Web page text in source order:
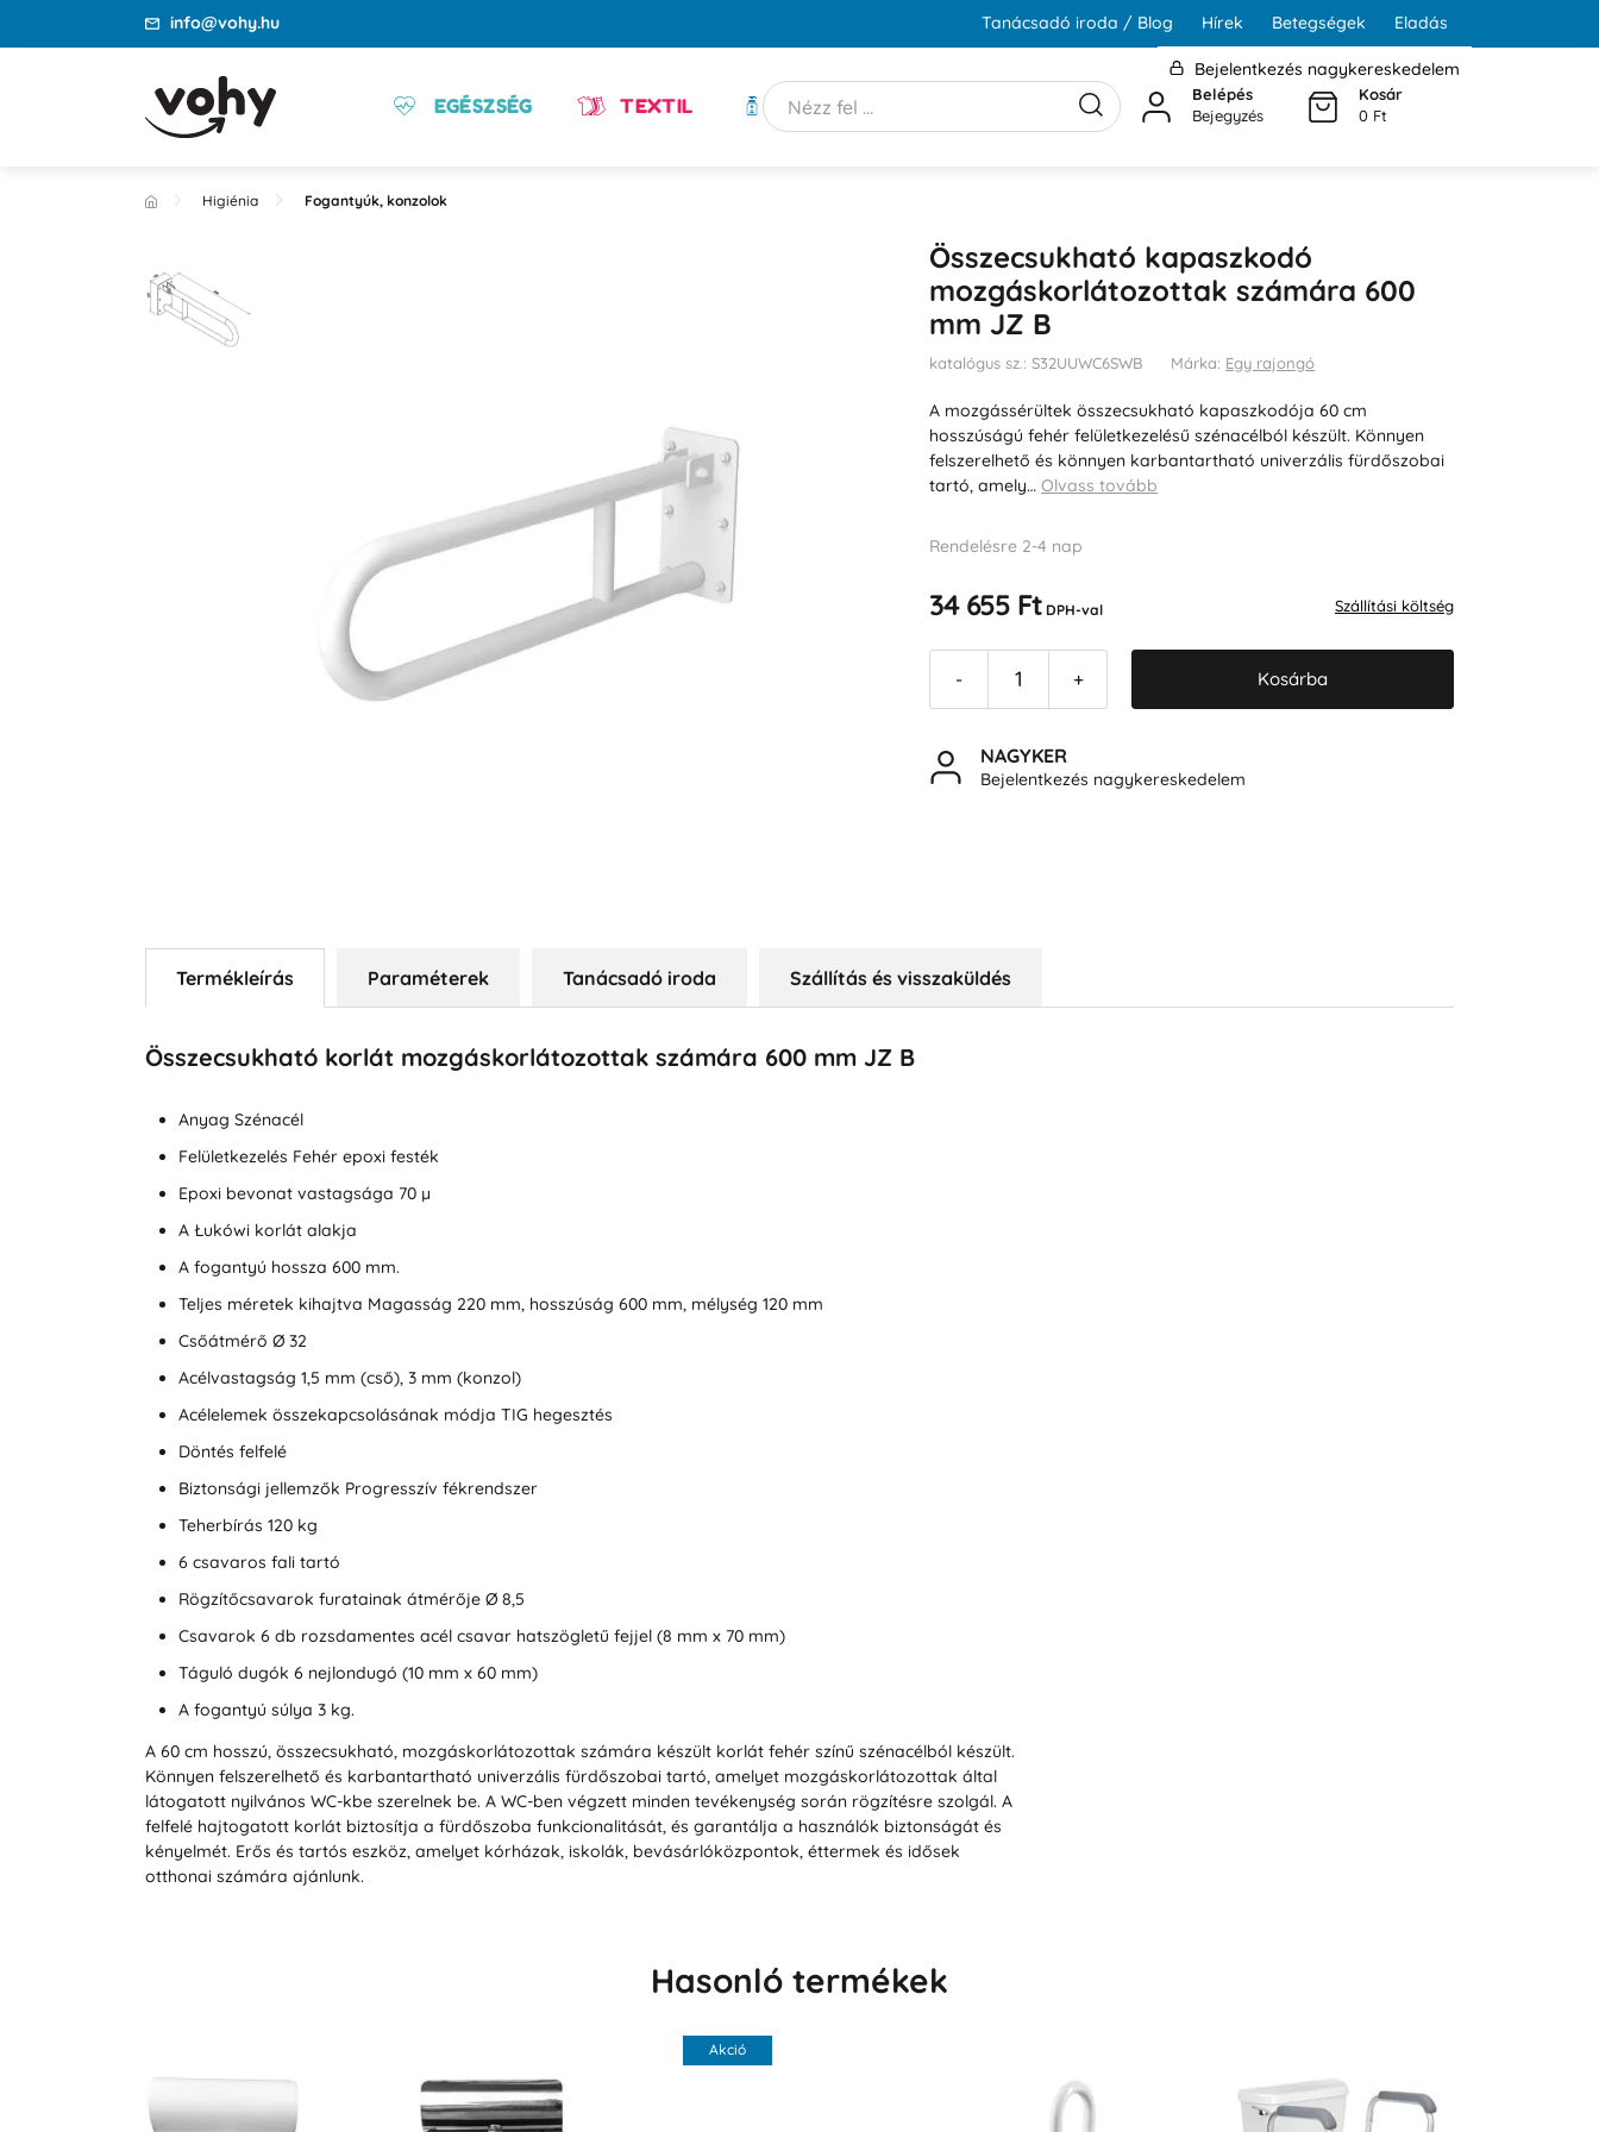
info@vohy.hu Tanácsadó iroda / Blog Hírek Betegségek Eladás
Bejelentkezés nagykereskedelem
EGÉSZSÉG TEXTIL HIGIÉNIA
Belépés
Bejegyzés
Kosár
0 Ft
Higiénia Fogantyúk, konzolok
Összecsukható kapaszkodó
mozgáskorlátozottak számára 600
mm JZ B
katalógus sz.: S32UUWC6SWB Márka: Egy rajongó
A mozgássérültek összecsukható kapaszkodója 60 cm
hosszúságú fehér felületkezelésű szénacélból készült. Könnyen
felszerelhető és könnyen karbantartható univerzális fürdőszobai
tartó, amely…Olvass tovább
Rendelésre 2-4 nap
34 655 Ft DPH-val Szállítási költség
- + Kosárba
NAGYKER
Bejelentkezés nagykereskedelem
Termékleírás Paraméterek Tanácsadó iroda Szállítás és visszaküldés
Összecsukható korlát mozgáskorlátozottak számára 600 mm JZ B
Anyag Szénacél
Felületkezelés Fehér epoxi festék
Epoxi bevonat vastagsága 70 µ
A Łukówi korlát alakja
A fogantyú hossza 600 mm.
Teljes méretek kihajtva Magasság 220 mm, hosszúság 600 mm, mélység 120 mm
Csőátmérő Ø 32
Acélvastagság 1,5 mm (cső), 3 mm (konzol)
Acélelemek összekapcsolásának módja TIG hegesztés
Döntés felfelé
Biztonsági jellemzők Progresszív fékrendszer
Teherbírás 120 kg
6 csavaros fali tartó
Rögzítőcsavarok furatainak átmérője Ø 8,5
Csavarok 6 db rozsdamentes acél csavar hatszögletű fejjel (8 mm x 70 mm)
Táguló dugók 6 nejlondugó (10 mm x 60 mm)
A fogantyú súlya 3 kg.
A 60 cm hosszú, összecsukható, mozgáskorlátozottak számára készült korlát fehér színű szénacélból készült.
Könnyen felszerelhető és karbantartható univerzális fürdőszobai tartó, amelyet mozgáskorlátozottak által
látogatott nyilvános WC-kbe szerelnek be. A WC-ben végzett minden tevékenység során rögzítésre szolgál. A
felfelé hajtogatott korlát biztosítja a fürdőszoba funkcionalitását, és garantálja a használók biztonságát és
kényelmét. Erős és tartós eszköz, amelyet kórházak, iskolák, bevásárlóközpontok, éttermek és idősek
otthonai számára ajánlunk.
Hasonló termékek